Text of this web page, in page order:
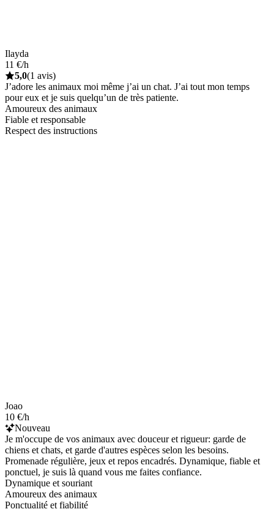
Ilayda
11 €/h
5,0(1 avis)
J’adore les animaux moi même j’ai un chat. J’ai tout mon temps
pour eux et je suis quelqu’un de très patiente.
Amoureux des animaux
Fiable et responsable
Respect des instructions
Joao
10 €/h
Nouveau
Je m'occupe de vos animaux avec douceur et rigueur: garde de
chiens et chats, et garde d'autres espèces selon les besoins.
Promenade régulière, jeux et repos encadrés. Dynamique, fiable et
ponctuel, je suis là quand vous me faites confiance.
Dynamique et souriant
Amoureux des animaux
Ponctualité et fiabilité